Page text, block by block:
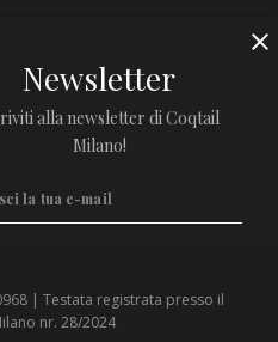
Newsletter
alla newsletter di Coqtail
Milano!
Privacy Policy
| Testata registrata presso il
nr. 28/2024